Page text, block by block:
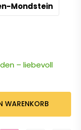
Mondstein
– liebevoll
WARENKORB